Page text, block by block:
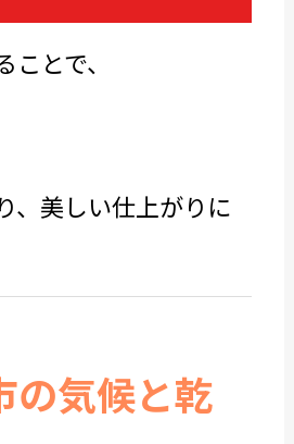
とで、
、美しい仕上がりに
の気候と乾